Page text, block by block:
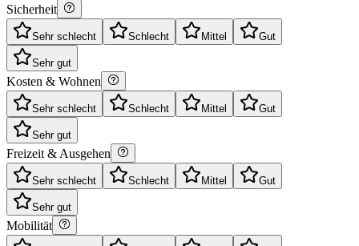
Sicherheit
Sehr schlecht Schlecht Mittel Gut
Sehr gut
Kosten & Wohnen
Sehr schlecht Schlecht Mittel Gut
Sehr gut
Freizeit & Ausgehen
Sehr schlecht Schlecht Mittel Gut
Sehr gut
Mobilität